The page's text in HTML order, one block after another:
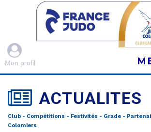

Mon profil
 ACTUALITES
Club - Compétitions - Festivités - Grade -
Colomiers